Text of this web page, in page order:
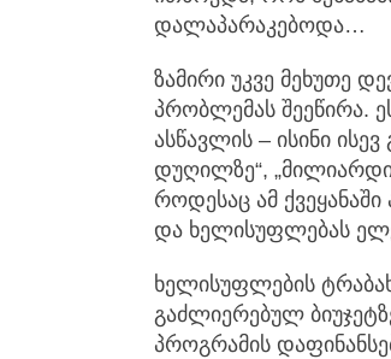
დალაპარაკებოდა…
ზამირი უკვე მეხუთე
პრობლემას შეეწირა.
ასწავლის – ისინი
დუღილზე“,
როდესაც ამ ქვეყანაში
და ხელისუფლებას
ხელისუფლების
გაძლიერებულ
პროგრამის